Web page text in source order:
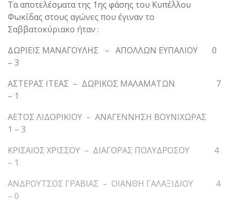
Τα αποτελέσματα της 1ης φάσης του Κυπέλλου
Φωκίδας στους αγώνες που έγιναν το
Σαββατοκύριακο ήταν :
ΔΩΡΙΕΙΣ ΜΑΝΑΓΟΥΛΗΣ – ΑΠΟΛΛΩΝ ΕΥΠΑΛΙΟΥ 0
– 3
ΑΣΤΕΡΑΣ ΙΤΕΑΣ – ΔΩΡΙΚΟΣ ΜΑΛΑΜΑΤΩΝ 7
– 1
ΑΕΤΟΣ ΛΙΔΟΡΙΚΙΟΥ – ΑΝΑΓΕΝΝΗΣΗ ΒΟΥΝΙΧΩΡΑΣ
1 – 3
ΚΡΙΣΑΙΟΣ ΧΡΙΣΣΟΥ – ΔΙΑΓΟΡΑΣ ΠΟΛΥΔΡΟΣΟΥ 4
– 1
ΑΝΔΡΟΥΤΣΟΣ ΓΡΑΒΙΑΣ – ΟΙΑΝΘΗ ΓΑΛΑΞΙΔΙΟΥ 4
– 0